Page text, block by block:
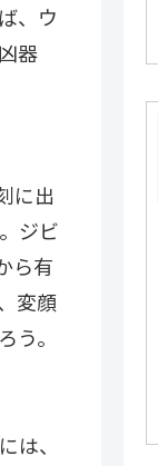
、ウ
器
に出
ジビ
ら有
変顔
。
、